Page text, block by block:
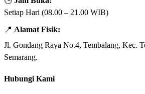
Setiap Hari (08.00 – 21.00 WIB)
📍 Alamat Fisik:
Jl. Gondang Raya No.4, Tembalang, Kec.
Semarang.
Hubungi Kami